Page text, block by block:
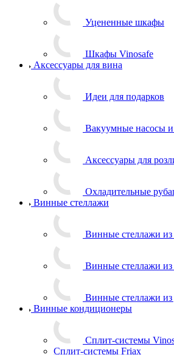
Уцененные шкафы
Шкафы Vinosafe
Аксессуары для вина
Идеи для подарков
Вакуумные насосы
Аксессуары для
Охладительные
Винные стеллажи
Винные стеллажи из
Винные стеллажи из
Винные стеллажи из
Винные кондиционеры
Сплит-системы
Сплит-системы Friax